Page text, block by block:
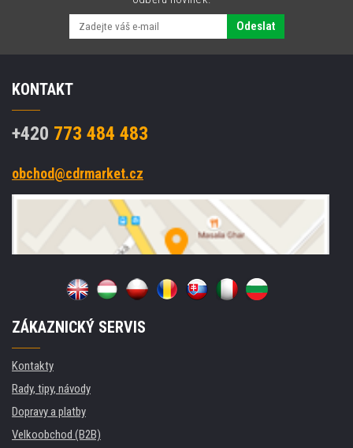
Odeslat
KONTAKT
+420 773 484 483
obchod@cdrmarket.cz
ZÁKAZNICKÝ SERVIS
Kontakty
Rady, tipy, návody
Dopravy a platby
Velkoobchod (B2B)